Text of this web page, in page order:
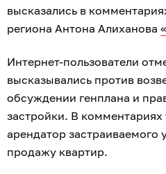
высказались в
региона Антона Алиханова
Интернет-пользователи
высказывались против
обсуждении генплана и
застройки. В комментариях
арендатор застраиваемого
продажу квартир.